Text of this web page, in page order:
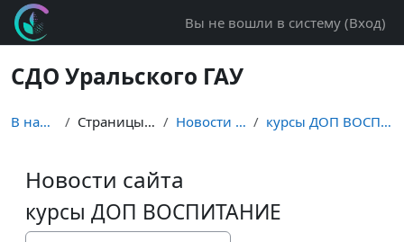
Перейти к основному содержанию
Вы не вошли в систему (Вход)
СДО Уральского ГАУ
В начало Страницы сайта Новости сайта курсы ДОП ВОСПИТАНИЕ
Новости сайта
курсы ДОП ВОСПИТАНИЕ